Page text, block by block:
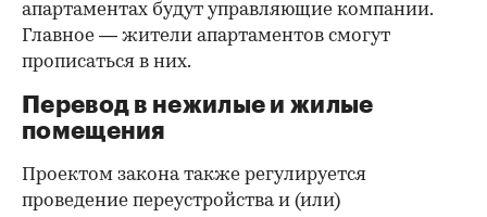
апартаментах будут управляющие компании.
Главное — жители апартаментов смогут
прописаться в них.
Перевод в нежилые и жилые
помещения
Проектом закона также регулируется
проведение переустройства и (или)